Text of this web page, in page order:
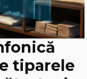
tiparele